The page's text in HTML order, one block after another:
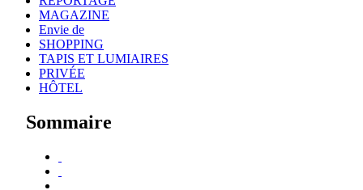
MAGAZINE
Envie de
SHOPPING
TAPIS ET LUMIAIRES
PRIVÉE
HÔTEL
Sommaire